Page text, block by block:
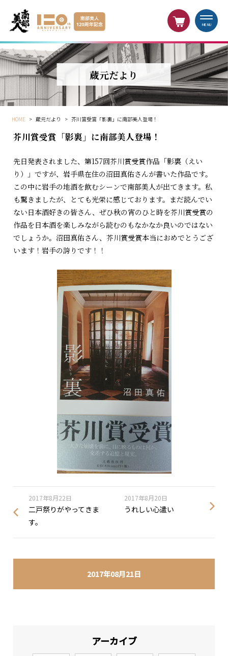
MENU
蔵元だより
HOME > 蔵元だより > 芥川賞受賞「影裏」に南部美人登場！
2017年08月21日
芥川賞受賞「影裏」に南部美人登場！
先日発表されました、第157回芥川賞受賞作品「影裏（えい
り）」ですが、岩手県在住の沼田真佑さんが書いた作品です。
この中に岩手の地酒を飲むシーンで南部美人が出てきます。私
も驚きましたが、とても光栄に感じております。まだ読んでい
ない日本酒好きの皆さん、ぜひ秋の宵のひと時を芥川賞受賞の
作品を日本酒を楽しみながら読むのもなかなか良いのではない
でしょうか。沼田真佑さん、芥川賞受賞本当におめでとうござ
います！岩手の誇りです！！
2017年8月22日
二戸祭りがやってきま
す。
2017年8月20日
うれしい心遣い
アーカイブ